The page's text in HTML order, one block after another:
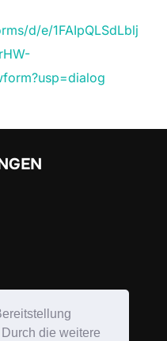
die weitere
d/e/1FAIpQLSdLblj